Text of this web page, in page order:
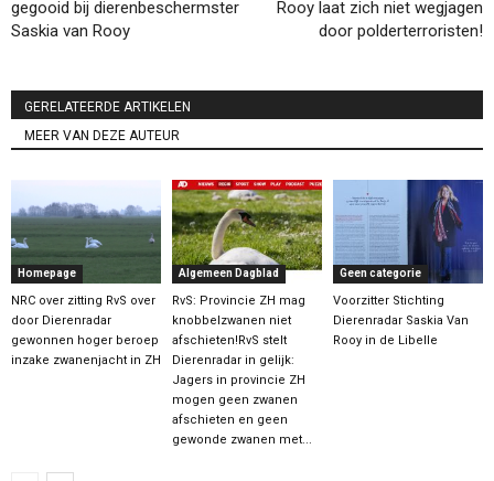
gegooid bij dierenbeschermster
Saskia van Rooy
Rooy laat zich niet wegjagen
door polderterroristen!
GERELATEERDE ARTIKELEN
MEER VAN DEZE AUTEUR
Homepage
NRC over zitting RvS over
door Dierenradar
gewonnen hoger beroep
inzake zwanenjacht in ZH
Algemeen Dagblad
RvS: Provincie ZH mag
knobbelzwanen niet
afschieten!RvS stelt
Dierenradar in gelijk:
Jagers in provincie ZH
mogen geen zwanen
afschieten en geen
gewonde zwanen met...
Geen categorie
Voorzitter Stichting
Dierenradar Saskia Van
Rooy in de Libelle